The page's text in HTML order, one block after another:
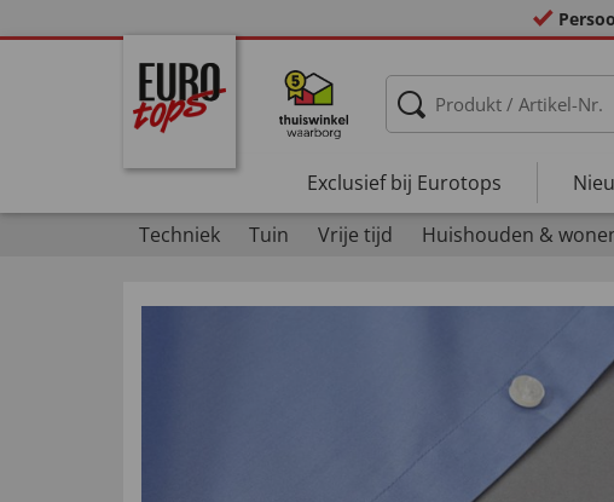
Exclusief bij Eurotops
Techniek
Tuin Vrije tijd Huishouden &